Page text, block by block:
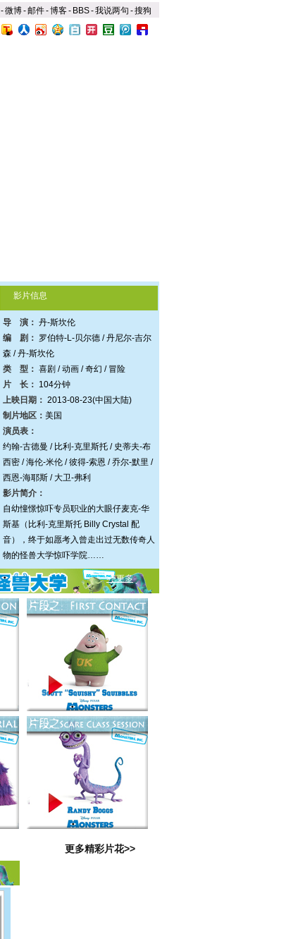
-微博-邮件-博客- BBS-我说两句 -搜狗
影片信息
导 演： 丹-斯坎伦
编 剧： 罗伯特-L-贝尔德 / 丹尼尔-吉尔
森 / 丹-斯坎伦
类 型： 喜剧 / 动画 / 奇幻 / 冒险
片 长： 104分钟
上映日期： 2013-08-23(中国大陆)
制片地区： 美国
演员表：
约翰-古德曼 / 比利-克里斯托 / 史蒂夫-布
西密 / 海伦-米伦 / 彼得-索恩 / 乔尔-默里 /
西恩-海耶斯 / 大卫-弗利
影片简介：
自幼憧憬惊吓专员职业的大眼仔麦克-华
斯基（比利-克里斯托 Billy Crystal 配
音），终于如愿考入曾走出过无数传奇人
物的怪兽大学惊吓学院……
>>更多
更多精彩片花>>